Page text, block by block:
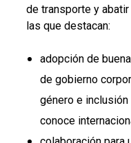
de transporte y
las que destacan:
adopción de
de gobierno
género e inclusión
conoce